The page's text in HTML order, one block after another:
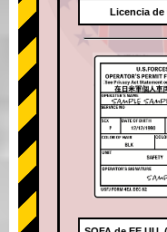
Licencia de